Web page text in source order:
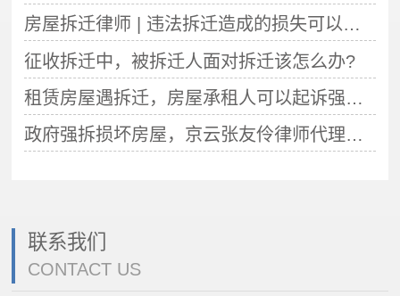
房屋拆迁律师 | 违法拆迁造成的损失可以获得哪些赔偿？
征收拆迁中，被拆迁人面对拆迁该怎么办?
租赁房屋遇拆迁，房屋承租人可以起诉强制拆除行为违法吗？
政府强拆损坏房屋，京云张友伶律师代理案件确认行政行为违法
联系我们
CONTACT US